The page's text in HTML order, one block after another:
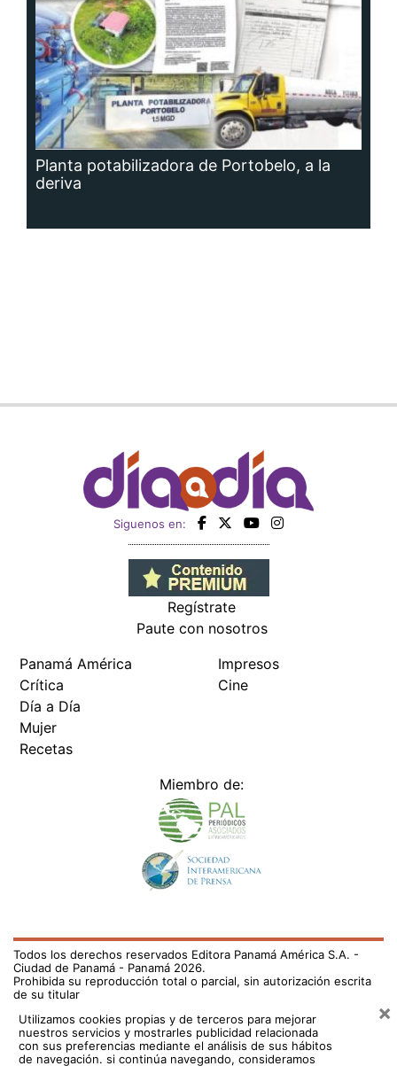
Planta potabilizadora de Portobelo, a la
deriva
Siguenos en:
Regístrate
Paute con nosotros
Día a Día
Mujer
Recetas
Impresos
Prohibida su reproducción total o parcial, sin autorización escrita
de su titular
Utilizamos cookies propias y de terceros para mejorar
nuestros servicios y mostrarles publicidad relacionada
con sus preferencias mediante el análisis de sus hábitos
de navegación. si continúa navegando, consideramos
que acepta su uso.Puede cambiar la configuración u
obtener más información aquí